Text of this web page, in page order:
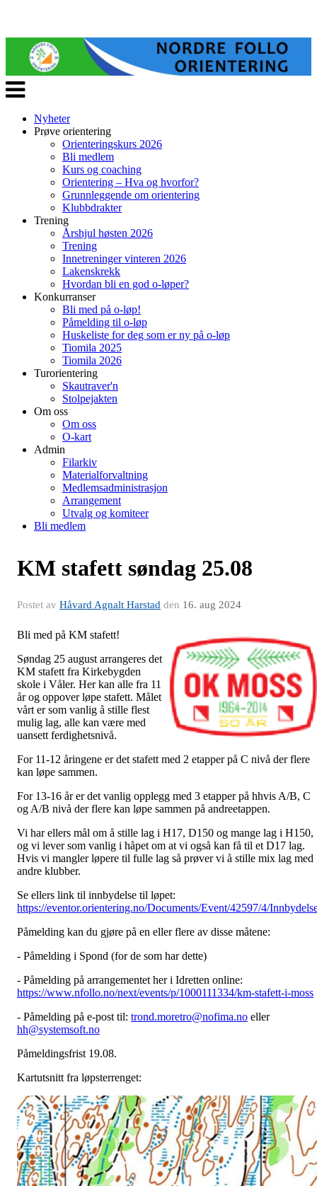
Veksle
navigasjon
Nyheter
Prøve orientering
Orienteringskurs 2026
Bli medlem
Kurs og coaching
Orientering – Hva og hvorfor?
Grunnleggende om orientering
Klubbdrakter
Trening
Årshjul høsten 2026
Trening
Innetreninger vinteren 2026
Lakenskrekk
Hvordan bli en god o-løper?
Konkurranser
Bli med på o-løp!
Påmelding til o-løp
Huskeliste for deg som er ny på o-løp
Tiomila 2025
Tiomila 2026
Turorientering
Skautraver'n
Stolpejakten
Om oss
Om oss
O-kart
Admin
Filarkiv
Materialforvaltning
Medlemsadministrasjon
Arrangement
Utvalg og komiteer
Bli medlem
KM stafett søndag 25.08
Postet av Håvard Agnalt Harstad den 16. aug 2024
Bli med på KM stafett!
Søndag 25 august arrangeres det
KM stafett fra Kirkebygden
skole i Våler. Her kan alle fra 11
år og oppover løpe stafett. Målet
vårt er som vanlig å stille flest
mulig lag, alle kan være med
uansett ferdighetsnivå.
For 11-12 åringene er det stafett med 2 etapper på C nivå der flere
kan løpe sammen.
For 13-16 år er det vanlig opplegg med 3 etapper på hhvis A/B, C
og A/B nivå der flere kan løpe sammen på andreetappen.
Vi har ellers mål om å stille lag i H17, D150 og mange lag i H150,
og vi lever som vanlig i håpet om at vi også kan få til et D17 lag.
Hvis vi mangler løpere til fulle lag så prøver vi å stille mix lag med
andre klubber.
Se ellers link til innbydelse til løpet:
https://eventor.orientering.no/Documents/Event/42597/4/
Påmelding kan du gjøre på en eller flere av disse måtene:
- Påmelding i Spond (for de som har dette)
- Påmelding på arrangementet her i Idretten online:
https://www.nfollo.no/next/events/p/1000111334/km-stafett-i-moss
- Påmelding på e-post til: trond.moretro@nofima.no eller
hh@systemsoft.no
Påmeldingsfrist 19.08.
Kartutsnitt fra løpsterrenget: